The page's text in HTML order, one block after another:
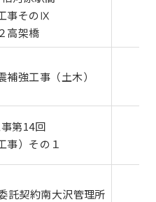
事そのⅨ
高架橋
強工事（土木）
第14回
事）その１
託契約南大沢管理所